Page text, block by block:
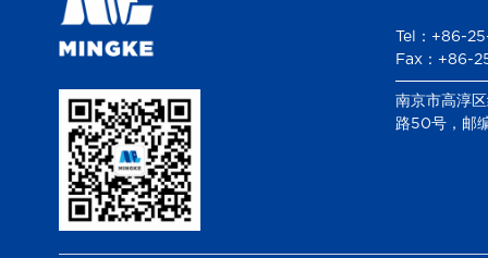
Tel：+86-
Fax：+86-
南京市高淳
路50号，邮